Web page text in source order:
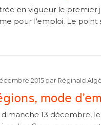
en vigueur le premier
pour l’emploi. Le
mode
2015 par Réginald
dimanche 13 décembre,